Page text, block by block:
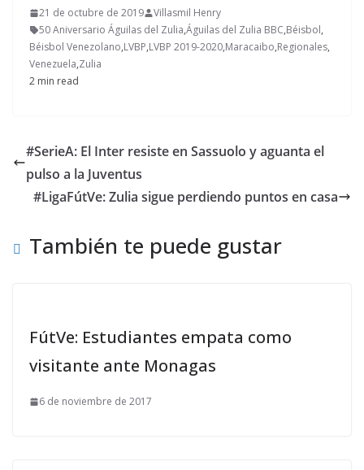
21 de octubre de 2019
Villasmil Henry
50 Aniversario Águilas del Zulia,Águilas del Zulia BBC,Béisbol,
Béisbol Venezolano,LVBP,LVBP 2019-2020,Maracaibo,Regionales,
Venezuela,Zulia
2 min read
#SerieA: El Inter resiste en Sassuolo y aguanta el
pulso a la Juventus
#LigaFútVe: Zulia sigue perdiendo puntos en casa
También te puede gustar
FútVe: Estudiantes empata como
visitante ante Monagas
6 de noviembre de 2017